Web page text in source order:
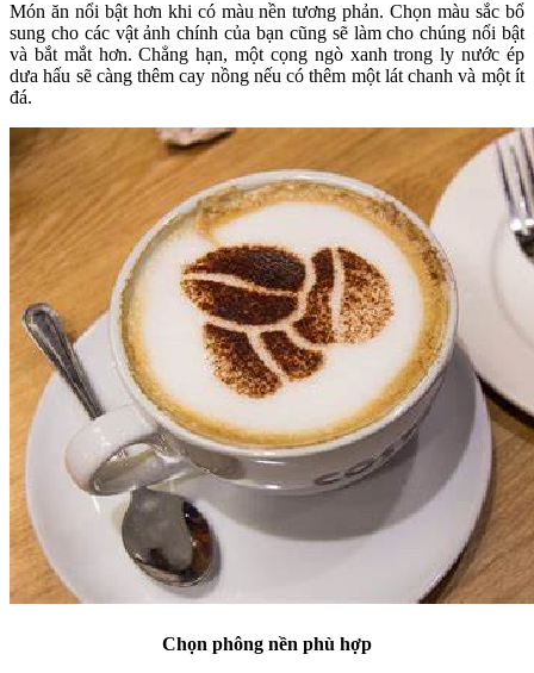
Món ăn nổi bật hơn khi có màu nền tương phản. Chọn màu sắc bổ
sung cho các vật ảnh chính của bạn cũng sẽ làm cho chúng nổi bật
và bắt mắt hơn. Chẳng hạn, một cọng ngò xanh trong ly nước ép
dưa hấu sẽ càng thêm cay nồng nếu có thêm một lát chanh và một ít
đá.
Chọn phông nền phù hợp